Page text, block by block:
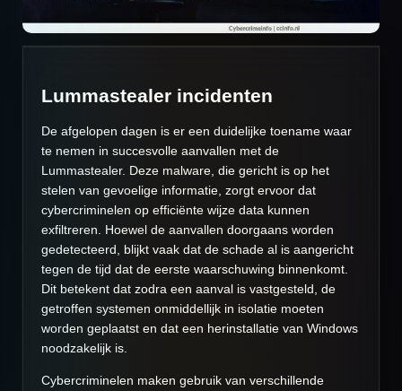
Lummastealer incidenten
De afgelopen dagen is er een duidelijke toename waar
te nemen in succesvolle aanvallen met de
Lummastealer. Deze malware, die gericht is op het
stelen van gevoelige informatie, zorgt ervoor dat
cybercriminelen op efficiënte wijze data kunnen
exfiltreren. Hoewel de aanvallen doorgaans worden
gedetecteerd, blijkt vaak dat de schade al is aangericht
tegen de tijd dat de eerste waarschuwing binnenkomt.
Dit betekent dat zodra een aanval is vastgesteld, de
getroffen systemen onmiddellijk in isolatie moeten
worden geplaatst en dat een herinstallatie van Windows
noodzakelijk is.
Cybercriminelen maken gebruik van verschillende